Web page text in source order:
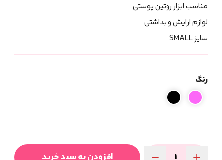
مناسب ابزار روتین پوستی
لوازم ارایش و بداشتی
سایز SMALL
رنگ
افزودن به سبد خرید